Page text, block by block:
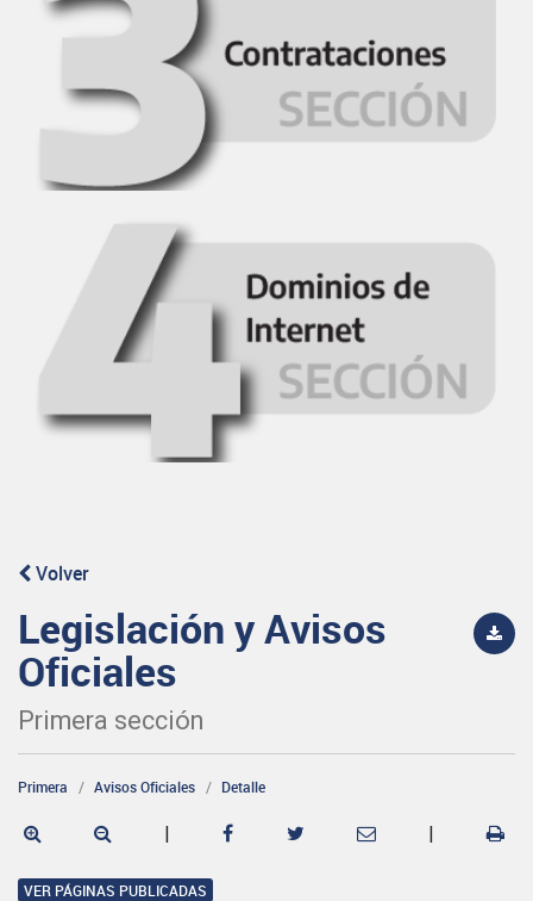
Volver
Legislación y Avisos
Oficiales
Primera sección
Primera Avisos Oficiales Detalle
| |
VER PÁGINAS PUBLICADAS